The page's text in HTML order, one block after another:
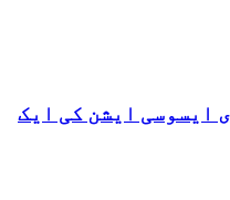
ایسوسی ایشن کی ایک